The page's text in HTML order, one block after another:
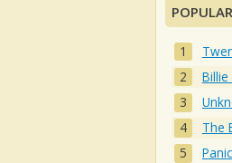
Billie
The